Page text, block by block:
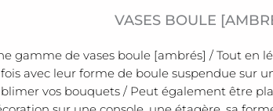
VASES BOULE
gamme de vases boule [ambrés] / Tout en
avec leur forme de boule suspendue sur
vos bouquets / Peut également être